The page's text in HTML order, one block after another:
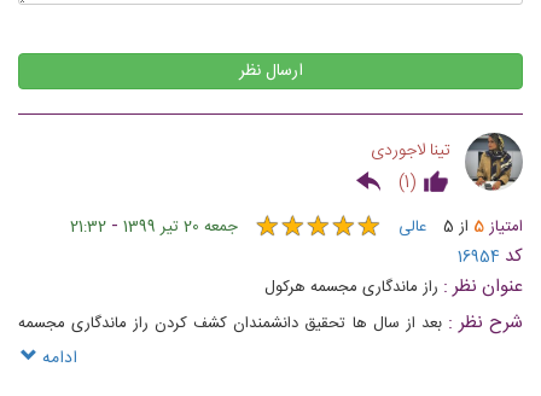
ارسال نظر
تینا لاجوردی
(
1
)
امتیاز5 از 5 عالی ★★★★★
★★★★★ جمعه 20 تیر 1399 -
21:32
کد 16954
عنوان نظر : راز ماندگاری مجسمه هرکول
شرح نظر : بعد از سال ها تحقیق دانشمندان کشف کردن راز ماندگاری مجسمه
هرکول سرب اندود کردن آن‌ در زمان ساختش بوده که این بنارو‌ تا این اندازه
ادامه